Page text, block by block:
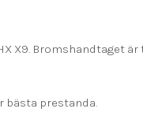
X9.
bästa prestanda.